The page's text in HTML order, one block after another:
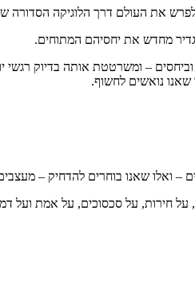
את העולם דרך הלוגיקה
מחדש את יחסיהם המתוחים.
– ומשרטטת אותה בדיוק
נואשים לחשוף.
– ואלו שאנו בוחרים להדחיק –
חירות, על סכסוכים, על אמת ועל